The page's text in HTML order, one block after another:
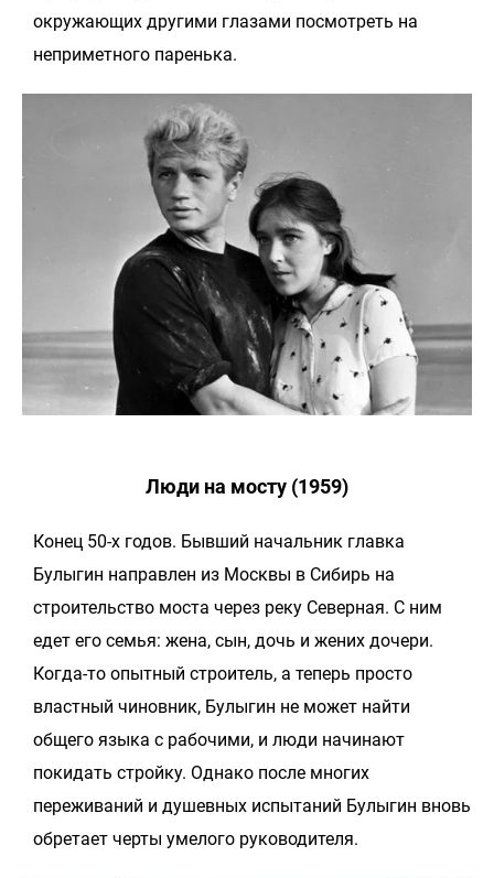
окружающих другими глазами посмотреть на
неприметного паренька.
Люди на мосту (1959)
Конец 50-х годов. Бывший начальник главка
Булыгин направлен из Москвы в Сибирь на
строительство моста через реку Северная. С ним
едет его семья: жена, сын, дочь и жених дочери.
Когда-то опытный строитель, а теперь просто
властный чиновник, Булыгин не может найти
общего языка с рабочими, и люди начинают
покидать стройку. Однако после многих
переживаний и душевных испытаний Булыгин вновь
обретает черты умелого руководителя.